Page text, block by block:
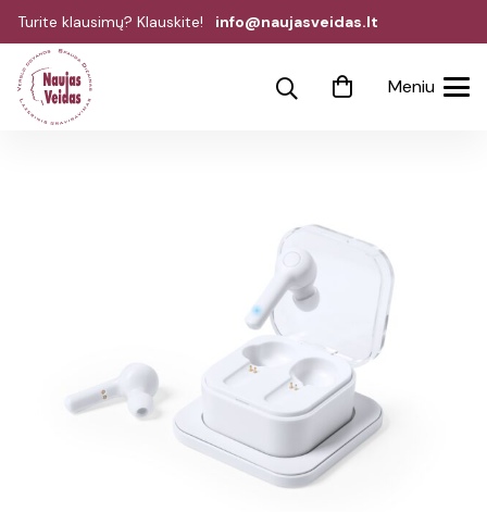
Turite klausimų? Klauskite! info@naujasveidas.lt
Meniu